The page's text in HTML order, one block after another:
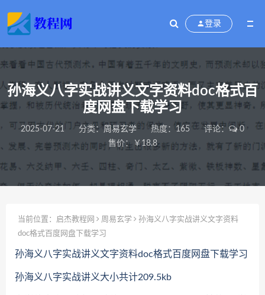
登录
孙海义八字实战讲义文字资料doc格式百
度网盘下载学习
2025-07-21 分类： 周易玄学 热度：165 评论：
0
售价：￥18.8
当前位置： 启杰教程网 周易玄学
孙海义八字实战讲义文字资料
doc格式百度网盘下载学习
孙海义八字实战讲义文字资料doc格式百度网盘下载学习
孙海义八字实战讲义大小共计209.5kb